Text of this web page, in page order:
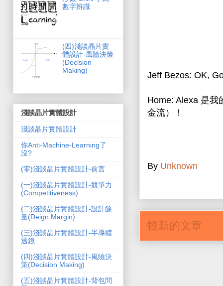
Jeff Bezos: OK,
Home: Alexa 是我
金流）！
By Unknown
較新的文章
數字辨識
(­四)淺談晶片實
體設計-風險決策
(Decision
Making)
淺談晶片實體設計
淺談晶片實體設計
你Anti-Machine-Learning了
沒?
(零)淺談晶片實體設計-前言
(一)淺談晶片實體設計-競爭力
(Competitiveness)
(二)淺談晶片實體設計-設計餘
量(Deign Margin)
(三)淺談晶片實體設計-半導體
透鏡
(四)淺談晶片實體設計-風險決
策(Decision Making)
(五)淺談晶片實體設計-背包問